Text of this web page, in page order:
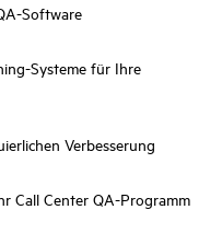
Software
Systeme für Ihre
Verbesserung
Call Center QA-Programm